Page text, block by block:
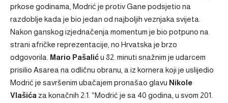
prkose godinama, Modrić je protiv Gane podsjetio na
razdoblje kada je bio jedan od najboljih veznjaka svijeta.
Nakon ganskog izjednačenja momentum je bio potpuno na
strani afričke reprezentacije, no Hrvatska je brzo
odgovorila. Mario Pašaliću 82. minuti snažnim je udarcem
prisilio Asarea na odličnu obranu, a iz kornera koji je uslijedio
Modrić je savršenim ubačajem pronašao glavu Nikole
Vlašića za konačnih 2:1. “Modrić je sa 40 godina, u svom 201.